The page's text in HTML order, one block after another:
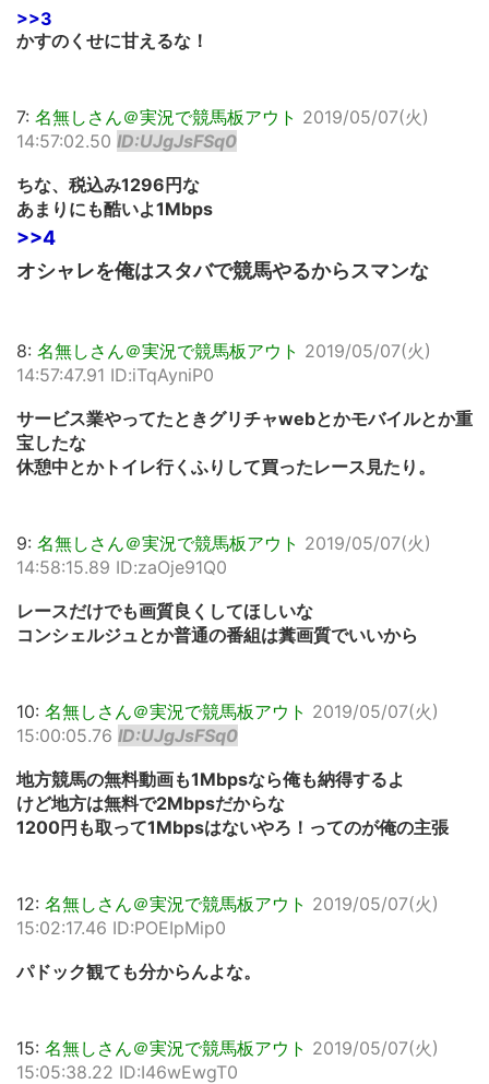
>>3
かすのくせに甘えるな！
7: 名無しさん＠実況で競馬板アウト 2019/05/07(火)
14:57:02.50 ID:UJgJsFSq0
ちな、税込み1296円な
あまりにも酷いよ1Mbps
>>4
オシャレを俺はスタバで競馬やるからスマンな
8: 名無しさん＠実況で競馬板アウト 2019/05/07(火)
14:57:47.91 ID:iTqAyniP0
サービス業やってたときグリチャwebとかモバイルとか重
宝したな
休憩中とかトイレ行くふりして買ったレース見たり。
9: 名無しさん＠実況で競馬板アウト 2019/05/07(火)
14:58:15.89 ID:zaOje91Q0
レースだけでも画質良くしてほしいな
コンシェルジュとか普通の番組は糞画質でいいから
10: 名無しさん＠実況で競馬板アウト 2019/05/07(火)
15:00:05.76 ID:UJgJsFSq0
地方競馬の無料動画も1Mbpsなら俺も納得するよ
けど地方は無料で2Mbpsだからな
1200円も取って1Mbpsはないやろ！ってのが俺の主張
12: 名無しさん＠実況で競馬板アウト 2019/05/07(火)
15:02:17.46 ID:POEIpMip0
パドック観ても分からんよな。
15: 名無しさん＠実況で競馬板アウト 2019/05/07(火)
15:05:38.22 ID:I46wEwgT0